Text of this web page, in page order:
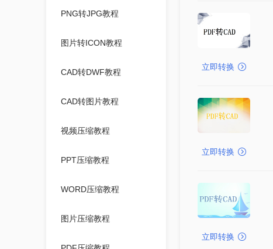
PNG转JPG教程
图片转ICON教程
CAD转DWF教程
CAD转图片教程
视频压缩教程
PPT压缩教程
WORD压缩教程
图片压缩教程
立即转换
立即转换
立即转换